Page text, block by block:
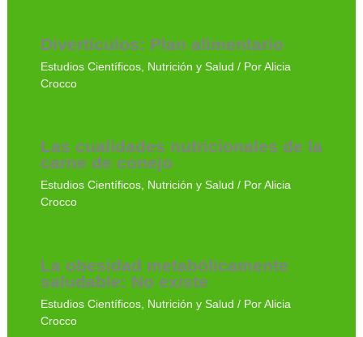
Divertículos: Plan alimentario
Estudios Científicos, Nutrición y Salud / Por Alicia
Crocco
Las cualidades nutricionales de la
carne de conejo
Estudios Científicos, Nutrición y Salud / Por Alicia
Crocco
La obesidad metabólicamente
saludable: No existe
Estudios Científicos, Nutrición y Salud / Por Alicia
Crocco